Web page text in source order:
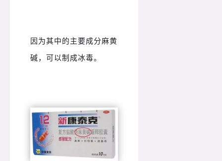
因为其中的主要成分麻黄
碱，可以制成冰毒。